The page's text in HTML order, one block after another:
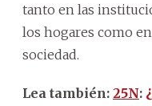
tanto en las
los hogares como
sociedad.
Lea también: 25N: